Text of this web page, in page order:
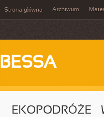
Strona główna Archiwum
BESSA
EKOPODRÓŻE